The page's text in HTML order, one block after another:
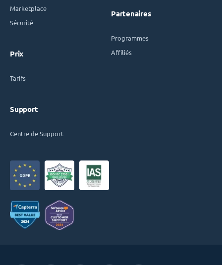
Marketplace
Sécurité
Prix
Tarifs
Support
Centre de Support
Partenaires
Programmes
Affiliés